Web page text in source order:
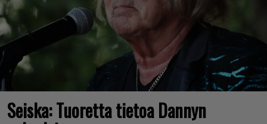
Seiska: Tuoretta tietoa Dannyn